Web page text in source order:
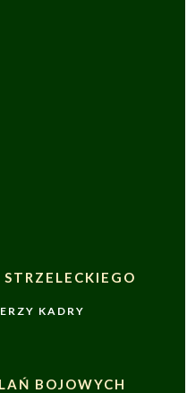
KADRY
BOJOWYCH